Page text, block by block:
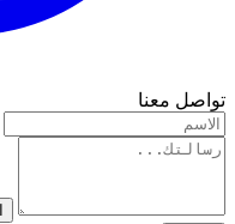
تواصل معنا